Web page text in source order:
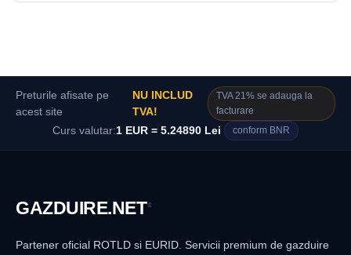
Preturile afisate pe
acest site
NU INCLUD
TVA!
TVA 21% se adauga la
facturare
Curs valutar:1 EUR = 5.24890 Lei conform BNR
GAZDUIRE.NET®
Partener oficial ROTLD si EURID. Servicii premium de gazduire